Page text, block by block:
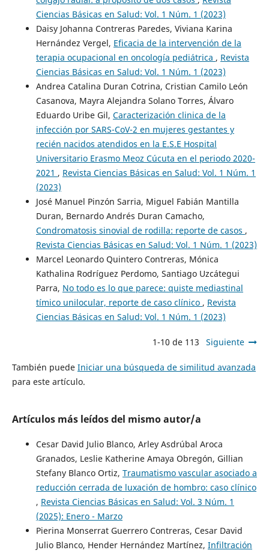
Ciencias Básicas en Salud: Vol. 1 Núm. 1 (2023)
Daisy Johanna Contreras Paredes, Viviana Karina
Hernández Vergel, Eficacia de la intervención de la
terapia ocupacional en oncología pediátrica , Revista
Ciencias Básicas en Salud: Vol. 1 Núm. 1 (2023)
Andrea Catalina Duran Cotrina, Cristian Camilo León
Casanova, Mayra Alejandra Solano Torres, Álvaro
Eduardo Uribe Gil, Caracterización clinica de la
infección por SARS-CoV-2 en mujeres gestantes y
recién nacidos atendidos en la E.S.E Hospital
Universitario Erasmo Meoz Cúcuta en el periodo 2020-
2021 , Revista Ciencias Básicas en Salud: Vol. 1 Núm. 1
(2023)
José Manuel Pinzón Sarria, Miguel Fabián Mantilla
Duran, Bernardo Andrés Duran Camacho,
Condromatosis sinovial de rodilla: reporte de casos ,
Revista Ciencias Básicas en Salud: Vol. 1 Núm. 1 (2023)
Marcel Leonardo Quintero Contreras, Mónica
Kathalina Rodríguez Perdomo, Santiago Uzcátegui
Parra, No todo es lo que parece: quiste mediastinal
tímico unilocular, reporte de caso clínico , Revista
Ciencias Básicas en Salud: Vol. 1 Núm. 1 (2023)
1-10 de 113 Siguiente
También puede Iniciar una búsqueda de similitud avanzada
para este artículo.
Artículos más leídos del mismo autor/a
Cesar David Julio Blanco, Arley Asdrúbal Aroca
Granados, Leslie Katherine Amaya Obregón, Gillian
Stefany Blanco Ortiz, Traumatismo vascular asociado a
reducción cerrada de luxación de hombro: caso clínico
, Revista Ciencias Básicas en Salud: Vol. 3 Núm. 1
(2025): Enero - Marzo
Pierina Monserrat Guerrero Contreras, Cesar David
Julio Blanco, Hender Hernández Martínez, Infiltración